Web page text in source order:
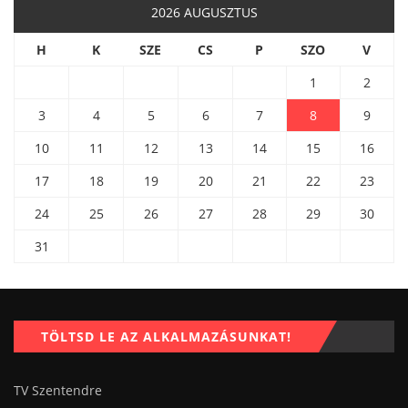
2026 AUGUSZTUS
H K SZE CS P SZO
V
1
2
3
4 5 6 7 8
9
10
11 12 13 14 15
16
17
18 19 20 21 22
23
24
25 26 27 28 29
30
31
TÖLTSD LE AZ ALKALMAZÁSUNKAT!
TV Szentendre